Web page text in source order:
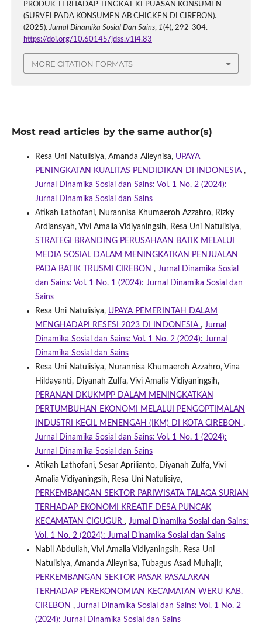
PRODUK TERHADAP TINGKAT KEPUASAN KONSUMEN
(SURVEI PADA KONSUMEN AB CHICKEN DI CIREBON).
(2025).Jurnal Dinamika Sosial Dan Sains, 1(4), 292-304.
https://doi.org/10.60145/jdss.v1i4.83
MORE CITATION FORMATS
Most read articles by the same author(s)
Resa Uni Natulisiya, Amanda Alleynisa, UPAYA
PENINGKATAN KUALITAS PENDIDIKAN DI INDONESIA ,
Jurnal Dinamika Sosial dan Sains: Vol. 1 No. 2 (2024):
Jurnal Dinamika Sosial dan Sains
Atikah Lathofani, Nurannisa Khumaeroh Azzahro, Rizky
Ardiansyah, Vivi Amalia Vidiyaningsih, Resa Uni Natulisiya,
STRATEGI BRANDING PERUSAHAAN BATIK MELALUI
MEDIA SOSIAL DALAM MENINGKATKAN PENJUALAN
PADA BATIK TRUSMI CIREBON , Jurnal Dinamika Sosial
dan Sains: Vol. 1 No. 1 (2024): Jurnal Dinamika Sosial dan
Sains
Resa Uni Natulisiya, UPAYA PEMERINTAH DALAM
MENGHADAPI RESESI 2023 DI INDONESIA , Jurnal
Dinamika Sosial dan Sains: Vol. 1 No. 2 (2024): Jurnal
Dinamika Sosial dan Sains
Resa Uni Natulisiya, Nurannisa Khumaeroh Azzahro, Vina
Hildayanti, Diyanah Zulfa, Vivi Amalia Vidiyaningsih,
PERANAN DKUKMPP DALAM MENINGKATKAN
PERTUMBUHAN EKONOMI MELALUI PENGOPTIMALAN
INDUSTRI KECIL MENENGAH (IKM) DI KOTA CIREBON ,
Jurnal Dinamika Sosial dan Sains: Vol. 1 No. 1 (2024):
Jurnal Dinamika Sosial dan Sains
Atikah Lathofani, Sesar Aprilianto, Diyanah Zulfa, Vivi
Amalia Vidiyaningsih, Resa Uni Natulisiya,
PERKEMBANGAN SEKTOR PARIWISATA TALAGA SURIAN
TERHADAP EKONOMI KREATIF DESA PUNCAK
KECAMATAN CIGUGUR , Jurnal Dinamika Sosial dan Sains:
Vol. 1 No. 2 (2024): Jurnal Dinamika Sosial dan Sains
Nabil Abdullah, Vivi Amalia Vidiyaningsih, Resa Uni
Natulisiya, Amanda Alleynisa, Tubagus Asad Muhajir,
PERKEMBANGAN SEKTOR PASAR PASALARAN
TERHADAP PEREKONOMIAN KECAMATAN WERU KAB.
CIREBON , Jurnal Dinamika Sosial dan Sains: Vol. 1 No. 2
(2024): Jurnal Dinamika Sosial dan Sains